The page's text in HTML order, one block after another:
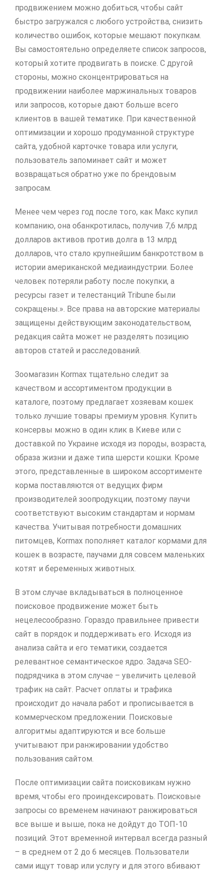
продвижением можно добиться, чтобы сайт
быстро загружался с любого устройства, снизить
количество ошибок, которые мешают покупкам.
Вы самостоятельно определяете список запросов,
который хотите продвигать в поиске. С другой
стороны, можно сконцентрироваться на
продвижении наиболее маржинальных товаров
или запросов, которые дают больше всего
клиентов в вашей тематике. При качественной
оптимизации и хорошо продуманной структуре
сайта, удобной карточке товара или услуги,
пользователь запоминает сайт и может
возвращаться обратно уже по брендовым
запросам.
Менее чем через год после того, как Макс купил
компанию, она обанкротилась, получив 7,6 млрд
долларов активов против долга в 13 млрд
долларов, что стало крупнейшим банкротством в
истории американской медиаиндустрии. Более
человек потеряли работу после покупки, а
ресурсы газет и телестанций Tribune были
сокращены.». Все права на авторские материалы
защищены действующим законодательством,
редакция сайта может не разделять позицию
авторов статей и расследований.
Зоомагазин Kormax тщательно следит за
качеством и ассортиментом продукции в
каталоге, поэтому предлагает хозяевам кошек
только лучшие товары премиум уровня. Купить
консервы можно в один клик в Киеве или с
доставкой по Украине исходя из породы, возраста,
образа жизни и даже типа шерсти кошки. Кроме
этого, представленные в широком ассортименте
корма поставляются от ведущих фирм
производителей зоопродукции, поэтому паучи
соответствуют высоким стандартам и нормам
качества. Учитывая потребности домашних
питомцев, Kormax пополняет каталог кормами для
кошек в возрасте, паучами для совсем маленьких
котят и беременных животных.
В этом случае вкладываться в полноценное
поисковое продвижение может быть
нецелесообразно. Гораздо правильнее привести
сайт в порядок и поддерживать его. Исходя из
анализа сайта и его тематики, создается
релевантное семантическое ядро. Задача SEO-
подрядчика в этом случае – увеличить целевой
трафик на сайт. Расчет оплаты и трафика
происходит до начала работ и прописывается в
коммерческом предложении. Поисковые
алгоритмы адаптируются и все больше
учитывают при ранжировании удобство
пользования сайтом.
После оптимизации сайта поисковикам нужно
время, чтобы его проиндексировать. Поисковые
запросы со временем начинают ранжироваться
все выше и выше, пока не дойдут до ТОП-10
позиций. Этот временной интервал всегда разный
– в среднем от 2 до 6 месяцев. Пользователи
сами ищут товар или услугу и для этого вбивают